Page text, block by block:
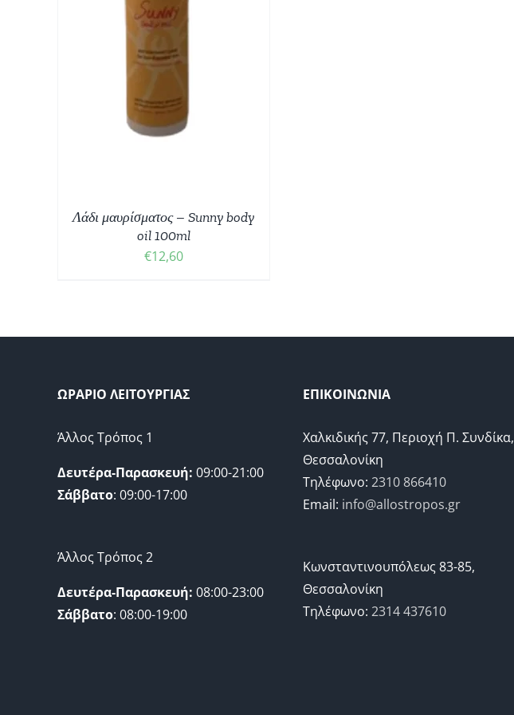
Λάδι μαυρίσματος – Sunny body
oil 100ml
€12,60
ΩΡΑΡΙΟ ΛΕΙΤΟΥΡΓΙΑΣ
Άλλος Τρόπος 1
Δευτέρα-Παρασκευή: 09:00-21:00
Σάββατο: 09:00-17:00
Άλλος Τρόπος 2
Δευτέρα-Παρασκευή: 08:00-23:00
Σάββατο: 08:00-19:00
ΕΠΙΚΟΙΝΩΝΙΑ
Χαλκιδικής 77, Περιοχή Π. Συνδίκα,
Θεσσαλονίκη
Τηλέφωνο: 2310 866410
Email: info@allostropos.gr
Κωνσταντινουπόλεως 83-85,
Θεσσαλονίκη
Τηλέφωνο: 2314 437610